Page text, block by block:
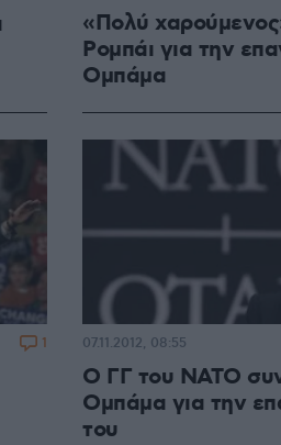
«Πολύ
Ρομπάι για την
Ομπάμα
1
Ο ΓΓ του ΝΑΤΟ
Ομπάμα για την
του
07.11.2012, 08:55